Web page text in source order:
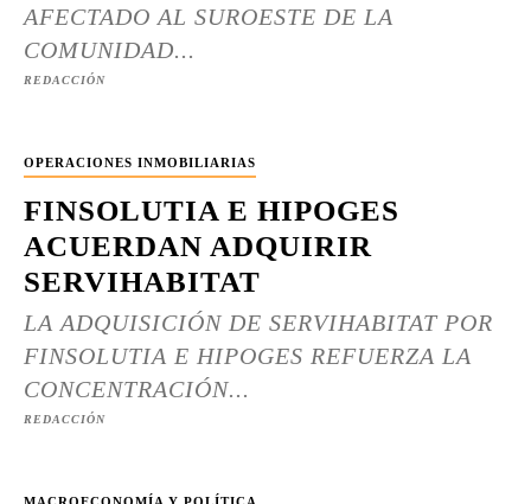
AFECTADO AL SUROESTE DE LA
COMUNIDAD...
REDACCIÓN
OPERACIONES INMOBILIARIAS
FINSOLUTIA E HIPOGES
ACUERDAN ADQUIRIR
SERVIHABITAT
LA ADQUISICIÓN DE SERVIHABITAT POR
FINSOLUTIA E HIPOGES REFUERZA LA
CONCENTRACIÓN...
REDACCIÓN